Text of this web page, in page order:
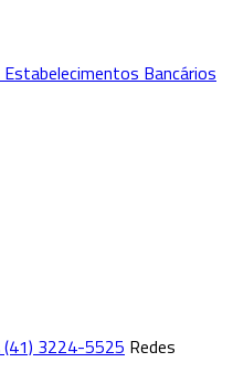
(41) 3224-5525 Redes